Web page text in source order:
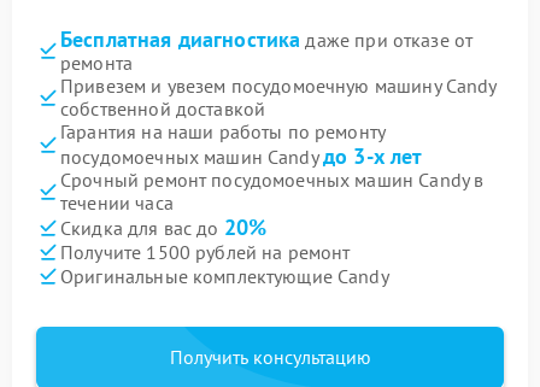
Бесплатная диагностика даже при отказе от
ремонта
Привезем и увезем посудомоечную машину Candy
собственной доставкой
Гарантия на наши работы по ремонту
посудомоечных машин Candyдо 3-х лет
Срочный ремонт посудомоечных машин Candy в
течении часа
Скидка для вас до 20%
Получите 1500 рублей на ремонт
Оригинальные комплектующие Candy
Получить консультацию